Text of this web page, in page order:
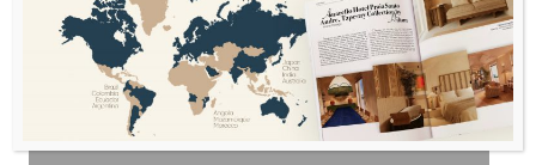
Periodicidade